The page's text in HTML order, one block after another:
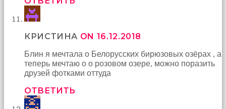
КРИСТИНА ON 16.12.2018
Блин я мечтала о Белорусских бирюзовых озёрах , а
теперь мечтаю о о розовом озере, можно поразить
друзей фотками оттуда
ОТВЕТИТЬ